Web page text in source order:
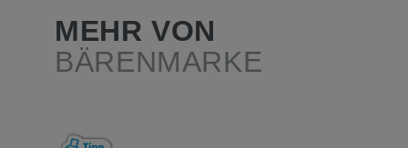
MEHR VON
BÄRENMARKE